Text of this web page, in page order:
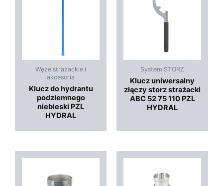
Węże strażackie i
akcesoria
Klucz do hydrantu
podziemnego
niebieski PZL
HYDRAL
System STORZ
Klucz uniwersalny
złączy storz strażacki
ABC 52 75 110 PZL
HYDRAL